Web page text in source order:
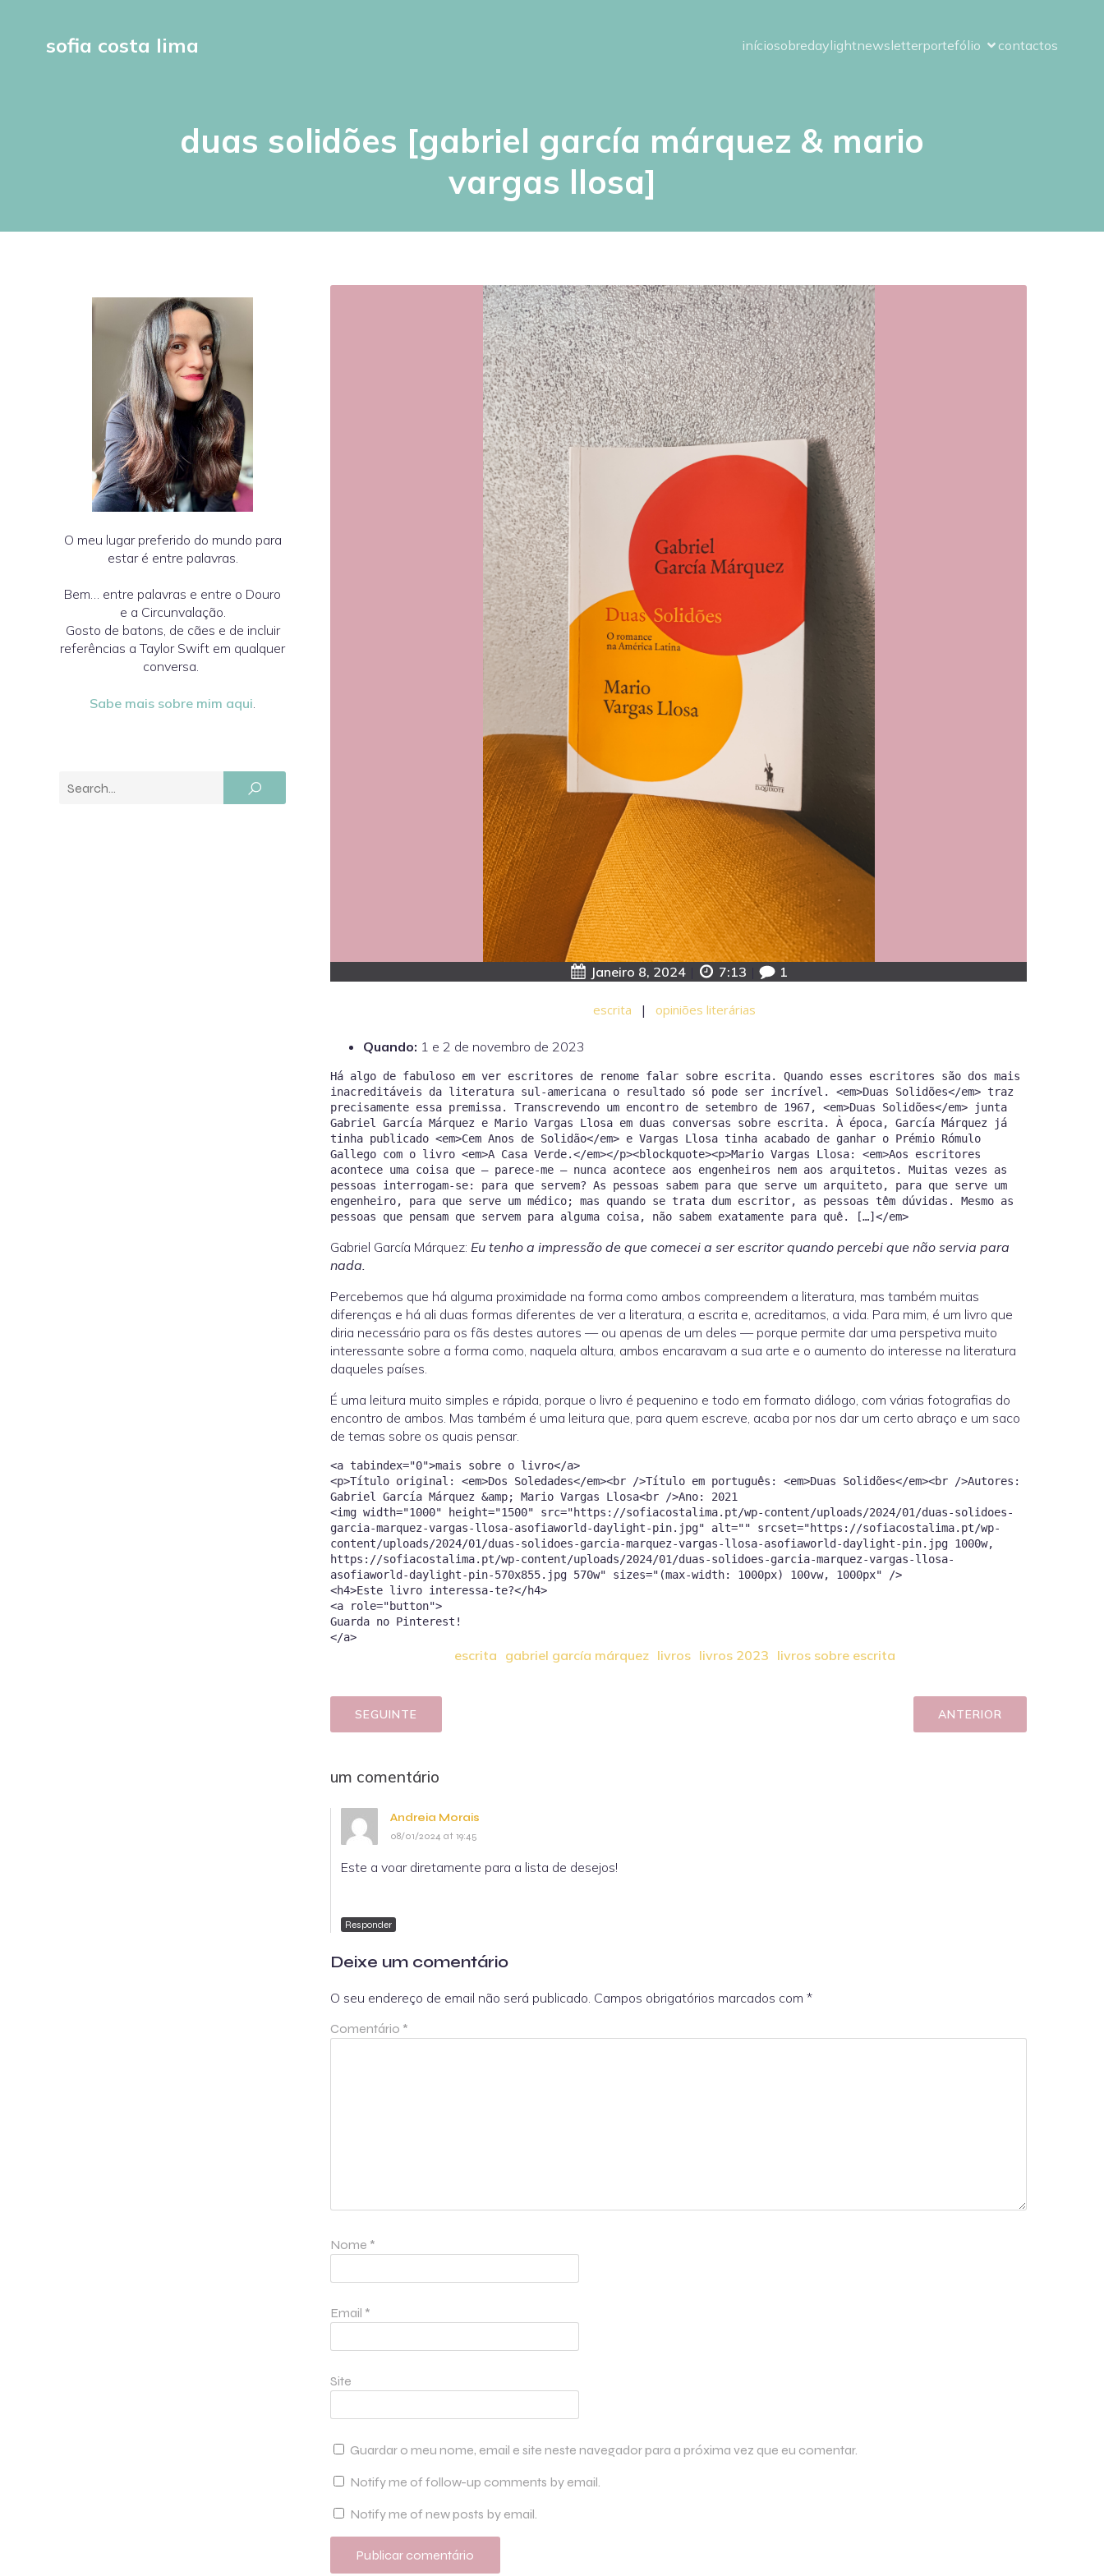
sofia costa lima iníciosobredaylightnewsletterportefólio contactos
duas solidões [gabriel garcía márquez & mario
vargas llosa]
O meu lugar preferido do mundo para
estar é entre palavras.
Bem… entre palavras e entre o Douro
e a Circunvalação.
Gosto de batons, de cães e de incluir
referências a Taylor Swift em qualquer
conversa.
Sabe mais sobre mim aqui.
Janeiro 8, 2024 7:13 1
escrita | opiniões literárias
Quando: 1 e 2 de novembro de 2023
Há algo de fabuloso em ver escritores de renome falar sobre escrita. Quando esses escritores são dos mais
inacreditáveis da literatura sul-americana o resultado só pode ser incrível. <em>Duas Solidões</em> traz
precisamente essa premissa. Transcrevendo um encontro de setembro de 1967, <em>Duas Solidões</em> junta
Gabriel García Márquez e Mario Vargas Llosa em duas conversas sobre escrita. À época, García Márquez já
tinha publicado <em>Cem Anos de Solidão</em> e Vargas Llosa tinha acabado de ganhar o Prémio Rómulo
Gallego com o livro <em>A Casa Verde.</em></p><blockquote><p>Mario Vargas Llosa: <em>Aos escritores
acontece uma coisa que — parece-me — nunca acontece aos engenheiros nem aos arquitetos. Muitas vezes as
pessoas interrogam-se: para que servem? As pessoas sabem para que serve um arquiteto, para que serve um
engenheiro, para que serve um médico; mas quando se trata dum escritor, as pessoas têm dúvidas. Mesmo as
Gabriel García Márquez: Eu tenho a impressão de que comecei a ser escritor quando percebi que não servia para
nada.
Percebemos que há alguma proximidade na forma como ambos compreendem a literatura, mas também muitas
diferenças e há ali duas formas diferentes de ver a literatura, a escrita e, acreditamos, a vida. Para mim, é um livro que
diria necessário para os fãs destes autores — ou apenas de um deles — porque permite dar uma perspetiva muito
interessante sobre a forma como, naquela altura, ambos encaravam a sua arte e o aumento do interesse na literatura
daqueles países.
É uma leitura muito simples e rápida, porque o livro é pequenino e todo em formato diálogo, com várias fotografias do
encontro de ambos. Mas também é uma leitura que, para quem escreve, acaba por nos dar um certo abraço e um saco
de temas sobre os quais pensar.
<a tabindex="0">mais sobre o livro</a>
<p>Título original: <em>Dos Soledades</em><br />Título em português: <em>Duas Solidões</em><br />Autores:
Gabriel García Márquez &amp; Mario Vargas Llosa<br />Ano: 2021
<img width="1000" height="1500" src="https://sofiacostalima.pt/wp-content/uploads/2024/01/duas-solidoes-
garcia-marquez-vargas-llosa-asofiaworld-daylight-pin.jpg" alt="" srcset="https://sofiacostalima.pt/wp-
content/uploads/2024/01/duas-solidoes-garcia-marquez-vargas-llosa-asofiaworld-daylight-pin.jpg 1000w,
https://sofiacostalima.pt/wp-content/uploads/2024/01/duas-solidoes-garcia-marquez-vargas-llosa-
asofiaworld-daylight-pin-570x855.jpg 570w" sizes="(max-width: 1000px) 100vw, 1000px" />
<h4>Este livro interessa-te?</h4>
<a role="button">
Guarda no Pinterest!
escrita gabriel garcía márquez livros livros 2023 livros sobre escrita
SEGUINTE ANTERIOR
um comentário
Andreia Morais
08/01/2024 at 19:45
Este a voar diretamente para a lista de desejos!
Responder
Deixe um comentário
O seu endereço de email não será publicado. Campos obrigatórios marcados com *
Comentário *
Nome *
Email *
Site
Guardar o meu nome, email e site neste navegador para a próxima vez que eu comentar.
Notify me of follow-up comments by email.
Notify me of new posts by email.